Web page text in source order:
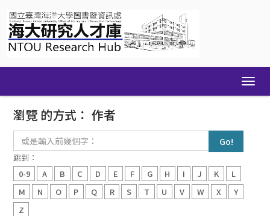
navigation
瀏覽 的方式： 作者
入
前
幾
個
跳到：
0-9
A B C D E F G H I J K
L
M
N O P Q R S T U V W X
Y
Z